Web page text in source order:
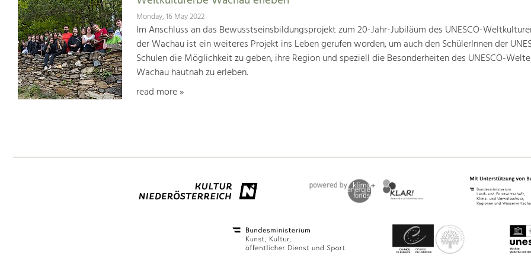
Monday, 16 May 2022
Im Anschluss an das Bewusstseinsbildungsprojekt zum 20-Jahr-Jubiläum des UNESCO-
der Wachau ist ein weiteres Projekt ins Leben gerufen worden, um auch den SchülerInnen der
Schulen die Möglichkeit zu geben, ihre Region und speziell die Besonderheiten des UNESCO-
Wachau hautnah zu erleben.
read more »